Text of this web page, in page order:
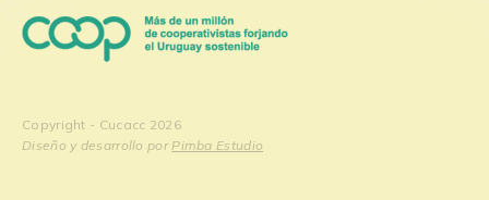
Copyright - Cucacc 2026
Diseño y desarrollo por Pimba Estudio